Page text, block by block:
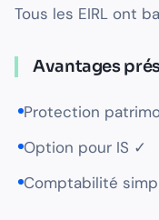
Tous les EIRL ont
Avantages
Protection
Option pour IS ✓
Comptabilité